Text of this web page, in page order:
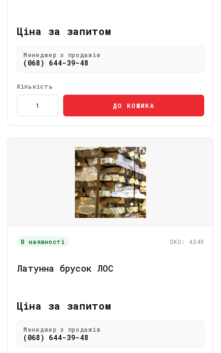
Ціна за запитом
Менеджер з продажів
(068) 644-39-48
Кількість
ДО КОШИКА
В наявності SKU: 4349
Латунна брусок ЛОС
Ціна за запитом
Менеджер з продажів
(068) 644-39-48